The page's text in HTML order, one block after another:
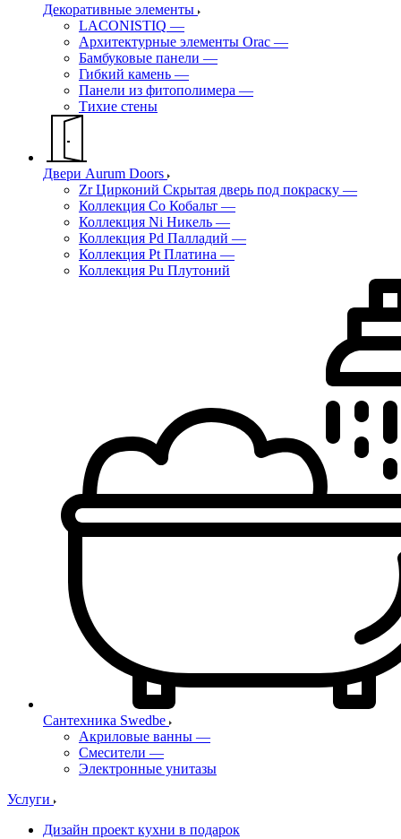
Декоративные элементы
LACONISTIQ —
Архитектурные элементы Orac —
Бамбуковые панели —
Гибкий камень —
Панели из фитополимера —
Тихие стены
Двери Aurum Doors
Zr Цирконий Скрытая дверь под покраску —
Коллекция Co Кобальт —
Коллекция Ni Никель —
Коллекция Pd Палладий —
Коллекция Pt Платина —
Коллекция Pu Плутоний
Сантехника Swedbe
Акриловые ванны —
Смесители —
Электронные унитазы
Услуги
Дизайн проект кухни в подарок